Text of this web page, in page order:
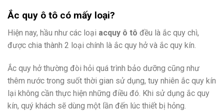
Ắc quy ô tô có mấy loại?
Hiện nay, hầu như các loại acquy ô tô đều là ắc quy chì,
được chia thành 2 loại chính là ắc quy hở và ắc quy kín.
Ắc quy hở thường đòi hỏi quá trình bảo dưỡng cũng như
thêm nước trong suốt thời gian sử dụng, tuy nhiên ắc quy kín
lại không cần thực hiện những điều đó. Khi sử dụng ắc quy
kín, quý khách sẽ dùng một lần đến lúc thiết bị hỏng.